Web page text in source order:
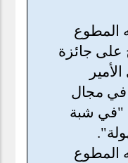
المطوع
على جائزة
في مجال
"في شبة
المطوع